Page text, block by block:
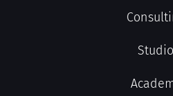
Studio